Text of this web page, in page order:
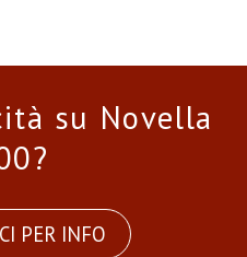
su Novella
PER INFO